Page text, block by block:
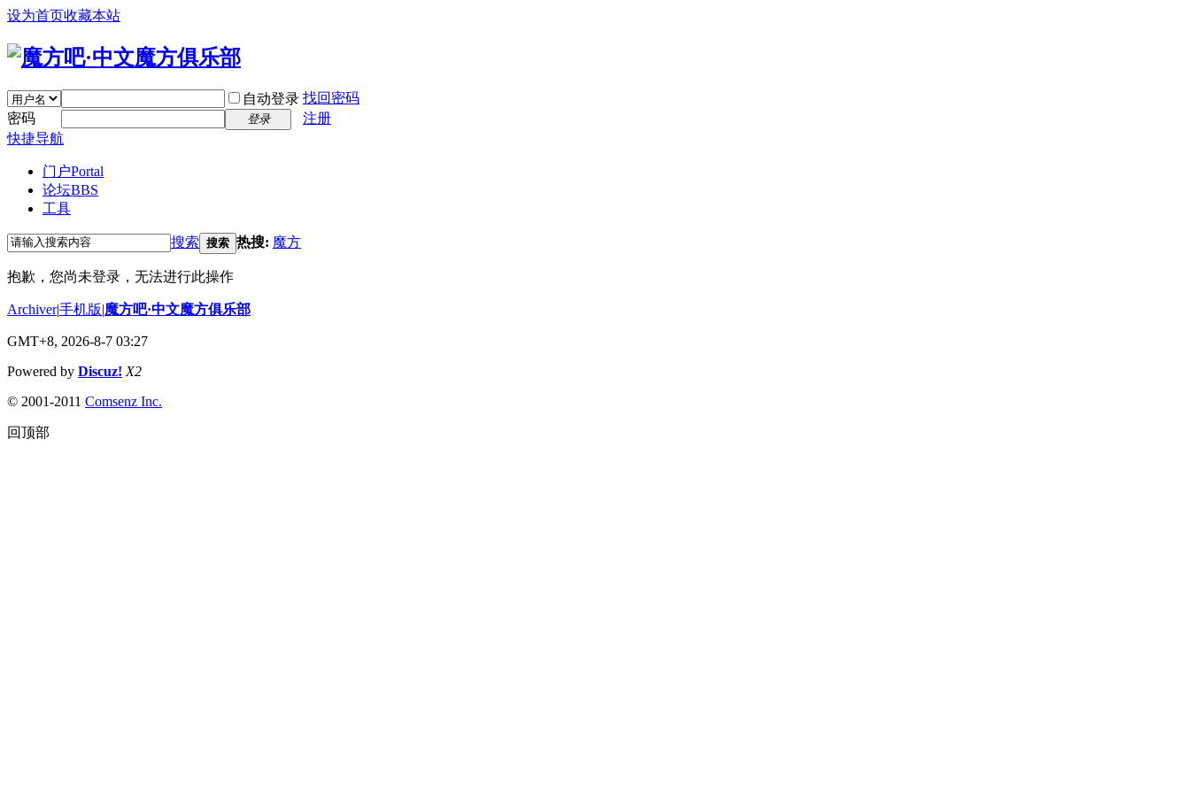
设为首页收藏本站
自动登录 找回密码
密码
登录
注册
快捷导航
门户Portal
论坛BBS
工具
搜索 搜索 热搜: 魔方
抱歉，您尚未登录，无法进行此操作
Archiver|手机版|魔方吧·中文魔方俱乐部
GMT+8, 2026-8-7 03:27
Powered by Discuz! X2
© 2001-2011 Comsenz Inc.
回顶部